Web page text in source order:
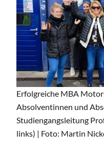
Erfolgreiche MBA
Absolventinnen und
Studiengangsleitung
links) | Foto: Martin